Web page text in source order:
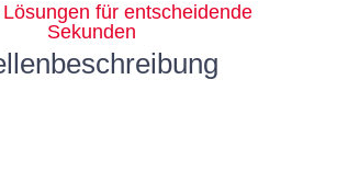
für entscheidende
Sekunden